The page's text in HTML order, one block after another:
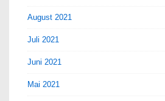
August 2021
Juli 2021
Juni 2021
Mai 2021